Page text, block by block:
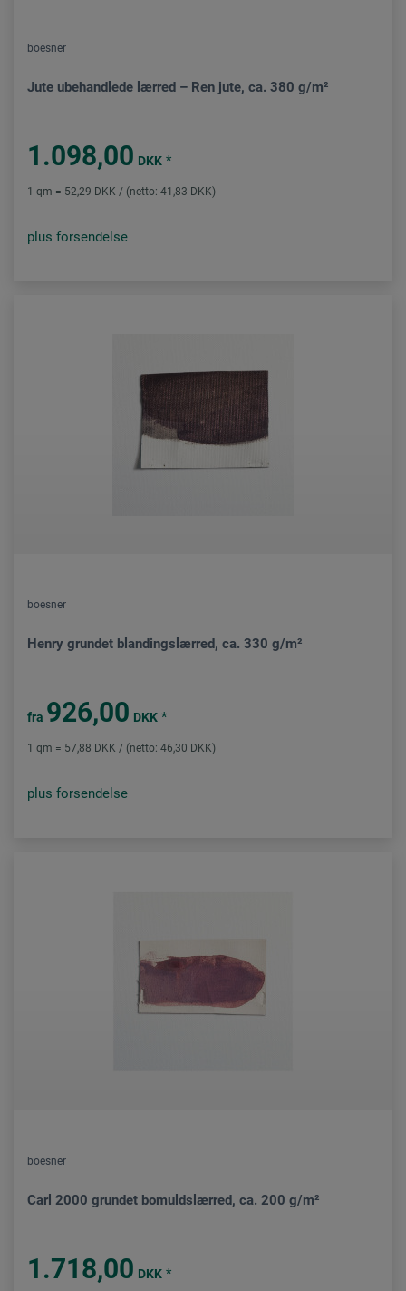
boesner
Jute ubehandlede lærred – Ren jute, ca. 380 g/m²
1.098,00 DKK *
1 qm = 52,29 DKK / (netto: 41,83 DKK)
plus forsendelse
boesner
Henry grundet blandingslærred, ca. 330 g/m²
fra 926,00 DKK *
1 qm = 57,88 DKK / (netto: 46,30 DKK)
plus forsendelse
boesner
Carl 2000 grundet bomuldslærred, ca. 200 g/m²
1.718,00 DKK *